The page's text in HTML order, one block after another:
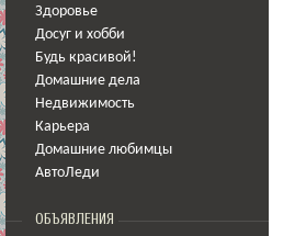
Здоровье
Досуг и хобби
Будь красивой!
Домашние дела
Недвижимость
Карьера
Домашние любимцы
АвтоЛеди
ОБЪЯВЛЕНИЯ